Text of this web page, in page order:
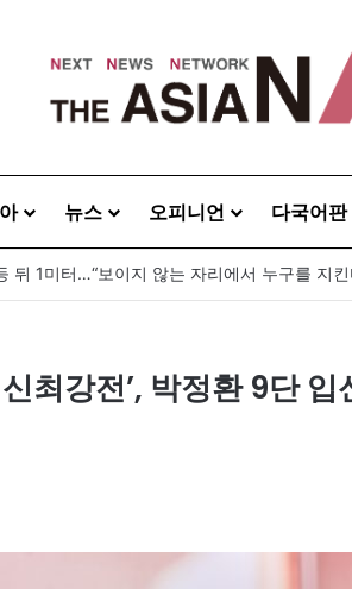
뉴스 오피니언 다국어판
뒤 1미터…“보이지 않는 자리에서 누구를 지킨
최강전’, 박정환 9단 입